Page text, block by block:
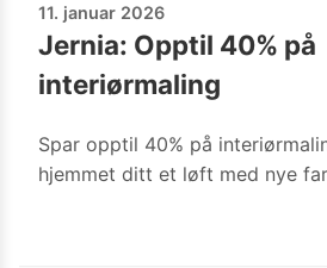
11. januar 2026
Jernia: Opptil 40% på
interiørmaling
Spar opptil 40% på
hjemmet ditt et løft med nye